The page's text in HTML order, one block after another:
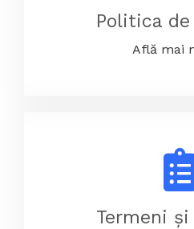
Politica
Află mai
Termeni